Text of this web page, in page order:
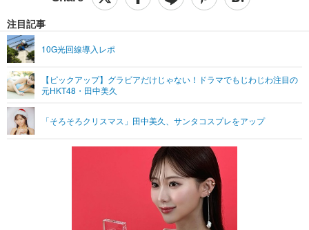
ショッピング その他
エンタメTOP 映画・ドラマ
グラビア
ショッピング その他
ライフTOP
その他
リリース一覧
プッシュ通知の停止方法
注目記事
10G光回線導入レポ
【ピックアップ】グラビアだけじゃない！ドラマでもじわじわ注目の
元HKT48・田中美久
「そろそろクリスマス」田中美久、サンタコスプレをアップ